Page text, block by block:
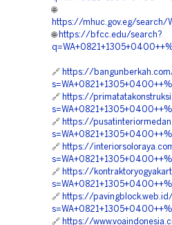
🌐
https://mhuc.gov.eg/search/
🌐 https://bfcc.edu/search?
🔗 https://
🔗 https://
🔗 https://
🔗 https://
🔗 https://
🔗 https://
🔗 https://